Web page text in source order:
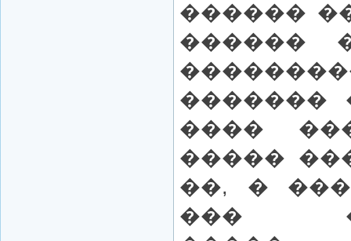
������
������
�������
����
�����
��, �
���